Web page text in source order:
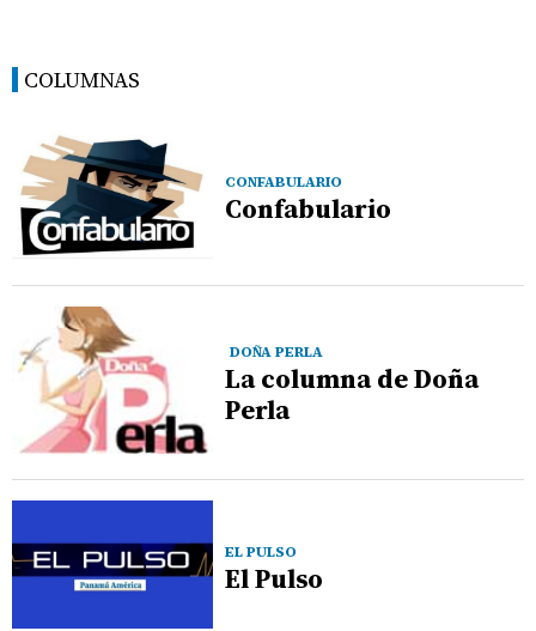
COLUMNAS
CONFABULARIO
Confabulario
DOÑA PERLA
La columna de Doña
Perla
EL PULSO
El Pulso